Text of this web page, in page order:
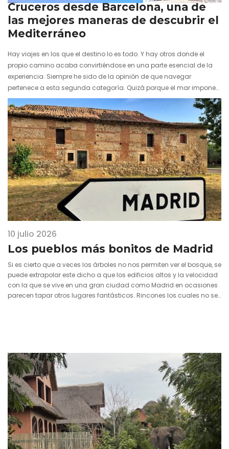
Cruceros desde Barcelona, una de
las mejores maneras de descubrir el
Mediterráneo
Hay viajes en los que el destino lo es todo. Y hay otros donde el
propio camino acaba convirtiéndose en una parte esencial de la
experiencia. Siempre he sido de la opinión de que navegar
pertenece a esta segunda categoría. Quizá porque el mar impone
otro ritmo. Uno más pausado, más contemplativo. El horizonte
cambia lentamente, las ciudades y puertos aparecen poco a poco
en la distancia y el viaje comienza mucho antes de poner un pie en
tierra. Eso…
10 julio 2026
Los pueblos más bonitos de Madrid
Si es cierto que a veces los árboles no nos permiten ver el bosque, se
puede extrapolar este dicho a que los edificios altos y la velocidad
con la que se vive en una gran ciudad como Madrid en ocasiones
parecen tapar otros lugares fantásticos. Rincones los cuales no se…